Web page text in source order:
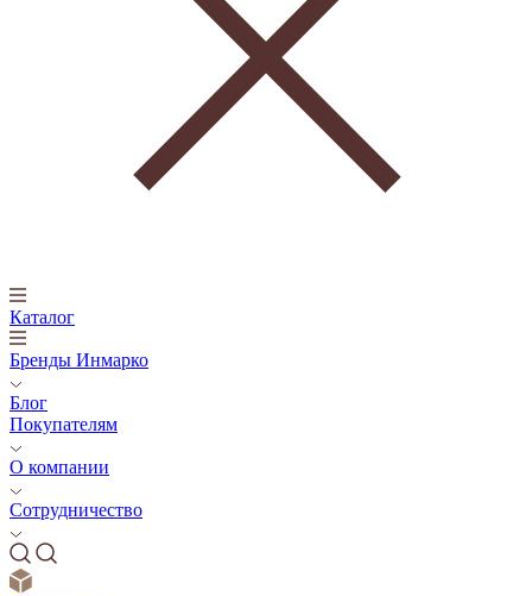
Каталог
Бренды Инмарко
Блог
Покупателям
О компании
Сотрудничество